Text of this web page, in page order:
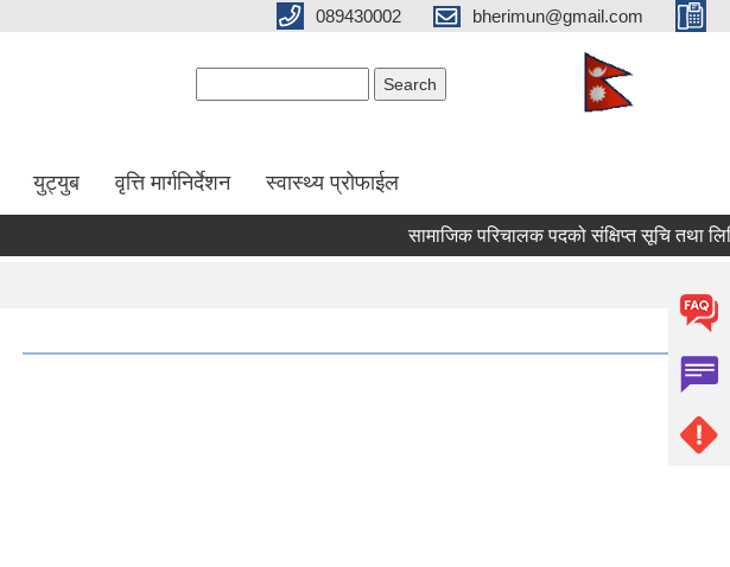
089430002 bherimun@gmail.com
युट्युब वृत्ति मार्गनिर्देशन स्वास्थ्य प्रोफाईल
सामाजिक परिचालक पदको संक्षिप्त सूचि तथा लिखित